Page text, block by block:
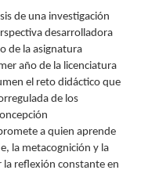
de una investigación
desarrolladora
de la asignatura
año de la licenciatura
el reto didáctico que
de los
a quien aprende
la metacognición y la
reflexión constante en